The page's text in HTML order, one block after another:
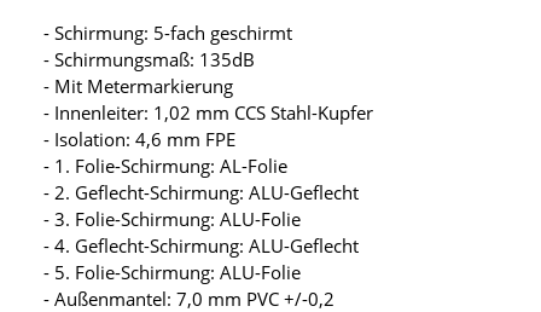
- Schirmung: 5-fach geschirmt
- Schirmungsmaß: 135dB
- Mit Metermarkierung
- Innenleiter: 1,02 mm CCS Stahl-Kupfer
- Isolation: 4,6 mm FPE
- 1. Folie-Schirmung: AL-Folie
- 2. Geflecht-Schirmung: ALU-Geflecht
- 3. Folie-Schirmung: ALU-Folie
- 4. Geflecht-Schirmung: ALU-Geflecht
- 5. Folie-Schirmung: ALU-Folie
- Außenmantel: 7,0 mm PVC +/-0,2